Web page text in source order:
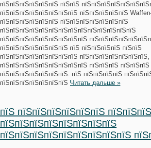
пїЅпїЅпїЅпїЅпїЅпїЅ пїЅпїЅ
пїЅпїЅпїЅпїЅпїЅпїЅпїЅпїЅ пїЅпїЅпїЅпїЅпїЅ
пїЅпїЅпїЅпїЅпїЅпїЅ пїЅпїЅпїЅпїЅпїЅпїЅпїЅ
пїЅпїЅпїЅпїЅпїЅпїЅпїЅпїЅпїЅпїЅпїЅпїЅпїЅпїЅ
пїЅпїЅпїЅпїЅпїЅпїЅпїЅпїЅпїЅ
пїЅпїЅпїЅпїЅпїЅпїЅпїЅ пїЅ пїЅпїЅпїЅпїЅ пїЅпїЅ
пїЅпїЅпїЅпїЅпїЅпїЅпїЅпїЅ пїЅпїЅпїЅпїЅпїЅпїЅпїЅ,
пїЅпїЅпїЅпїЅпїЅпїЅпїЅпїЅпїЅ пїЅпїЅпїЅ пїЅпїЅпїЅ
пїЅпїЅпїЅпїЅпїЅпїЅпїЅ. пїЅ пїЅпїЅпїЅпїЅ
пїЅпїЅпїЅпїЅпїЅпїЅпїЅ Читать дальше »
пїЅ пїЅпїЅпїЅпїЅпїЅпїЅ
пїЅпїЅпїЅпїЅпїЅпїЅпїЅпїЅ
пїЅпїЅпїЅпїЅпїЅпїЅпїЅпїЅпїЅ